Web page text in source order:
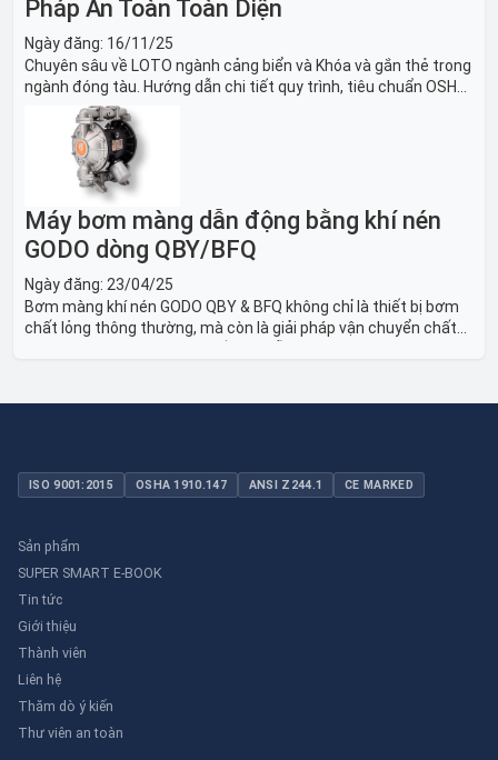
Pháp An Toàn Toàn Diện
Ngày đăng: 16/11/25
Chuyên sâu về LOTO ngành cảng biển và Khóa và gắn thẻ trong
ngành đóng tàu. Hướng dẫn chi tiết quy trình, tiêu chuẩn OSHA,
thiết bị và Giải pháp LOTO trong công nghiệp đóng tàu toàn
Máy bơm màng dẫn động bằng khí nén
GODO dòng QBY/BFQ
Ngày đăng: 23/04/25
Bơm màng khí nén GODO QBY & BFQ không chỉ là thiết bị bơm
chất lỏng thông thường, mà còn là giải pháp vận chuyển chất
ISO 9001:2015 OSHA 1910.147 ANSI Z244.1 CE MARKED
Sản phẩm
SUPER SMART E-BOOK
Tin tức
Giới thiệu
Thành viên
Liên hệ
Thăm dò ý kiến
Thư viên an toàn